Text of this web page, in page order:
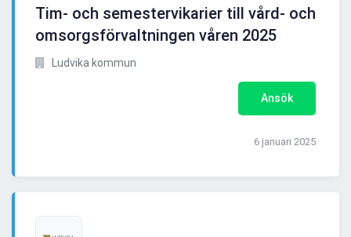
Tim- och semestervikarier till vård- och
omsorgsförvaltningen våren 2025
Ludvika kommun
Ansök
6 januari 2025